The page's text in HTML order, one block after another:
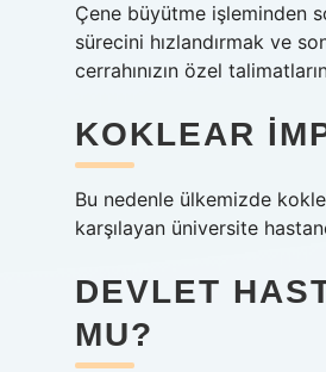
Çene büyütme işleminden
sürecini hızlandırmak ve
cerrahınızın özel
KOKLEAR
Bu nedenle ülkemizde
karşılayan üniversite
DEVLET
MU?